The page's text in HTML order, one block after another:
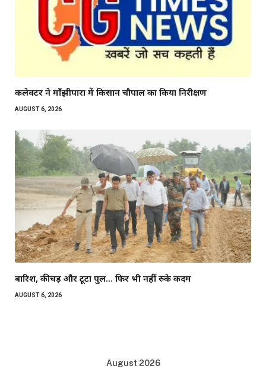
कलेक्टर ने माँझीपारा में किसान चौपाल का किया निरीक्षण
AUGUST 6, 2026
बारिश, कीचड़ और टूटा पुल… फिर भी नहीं रुके कदम
AUGUST 6, 2026
August 2026